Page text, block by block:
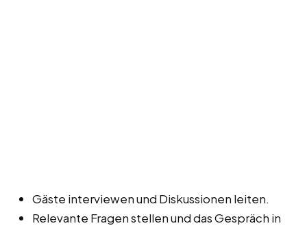
Gäste interviewen und Diskussionen leiten.
Relevante Fragen stellen und das Gespräch in